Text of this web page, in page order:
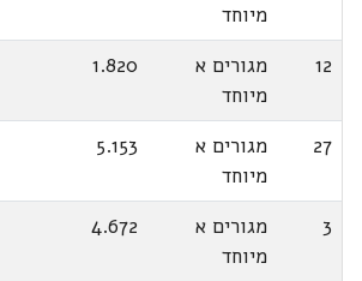
מיוחד
12
מגורים א
מיוחד
1.820
27
מגורים א
מיוחד
5.153
3
מגורים א
מיוחד
4.672